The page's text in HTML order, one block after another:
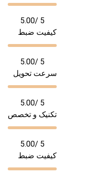
5.00/ 5
کیفیت ضبط
5.00/ 5
سرعت تحویل
5.00/ 5
تکنیک و تخصص
5.00/ 5
کیفیت ضبط